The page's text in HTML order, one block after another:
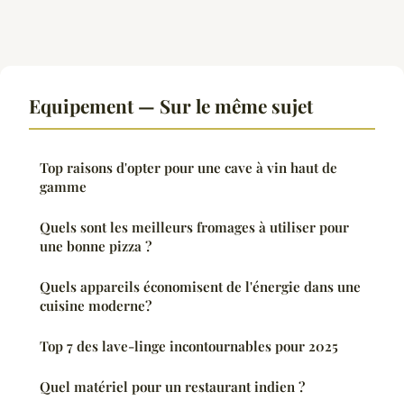
Equipement — Sur le même sujet
Top raisons d'opter pour une cave à vin haut de
gamme
Quels sont les meilleurs fromages à utiliser pour
une bonne pizza ?
Quels appareils économisent de l'énergie dans une
cuisine moderne?
Top 7 des lave-linge incontournables pour 2025
Quel matériel pour un restaurant indien ?